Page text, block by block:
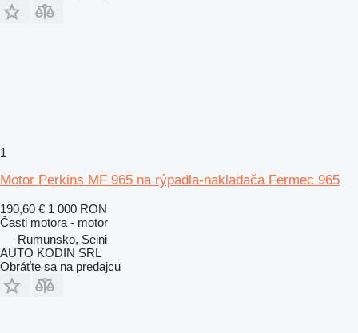
1
Motor Perkins MF 965 na rýpadla-nakladača Fermec 965
190,60 € 1 000 RON
Časti motora - motor
Rumunsko, Seini
AUTO KODIN SRL
Obráťte sa na predajcu